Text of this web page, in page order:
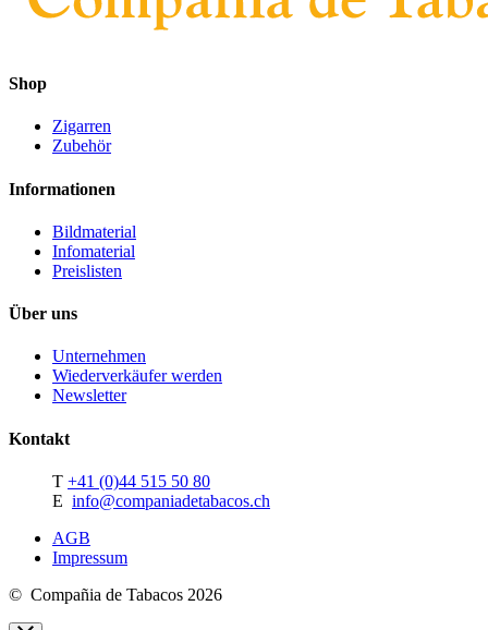
Shop
Zigarren
Zubehör
Informationen
Bildmaterial
Infomaterial
Preislisten
Über uns
Unternehmen
Wiederverkäufer werden
Newsletter
Kontakt
T +41 (0)44 515 50 80
E info@companiadetabacos.ch
AGB
Impressum
© Compañia de Tabacos 2026